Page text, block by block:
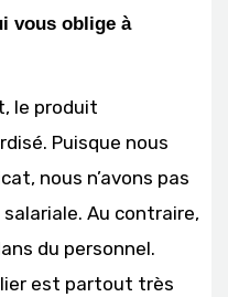
vous oblige à
le produit
Puisque nous
nous n’avons pas
Au contraire,
du personnel.
est partout très